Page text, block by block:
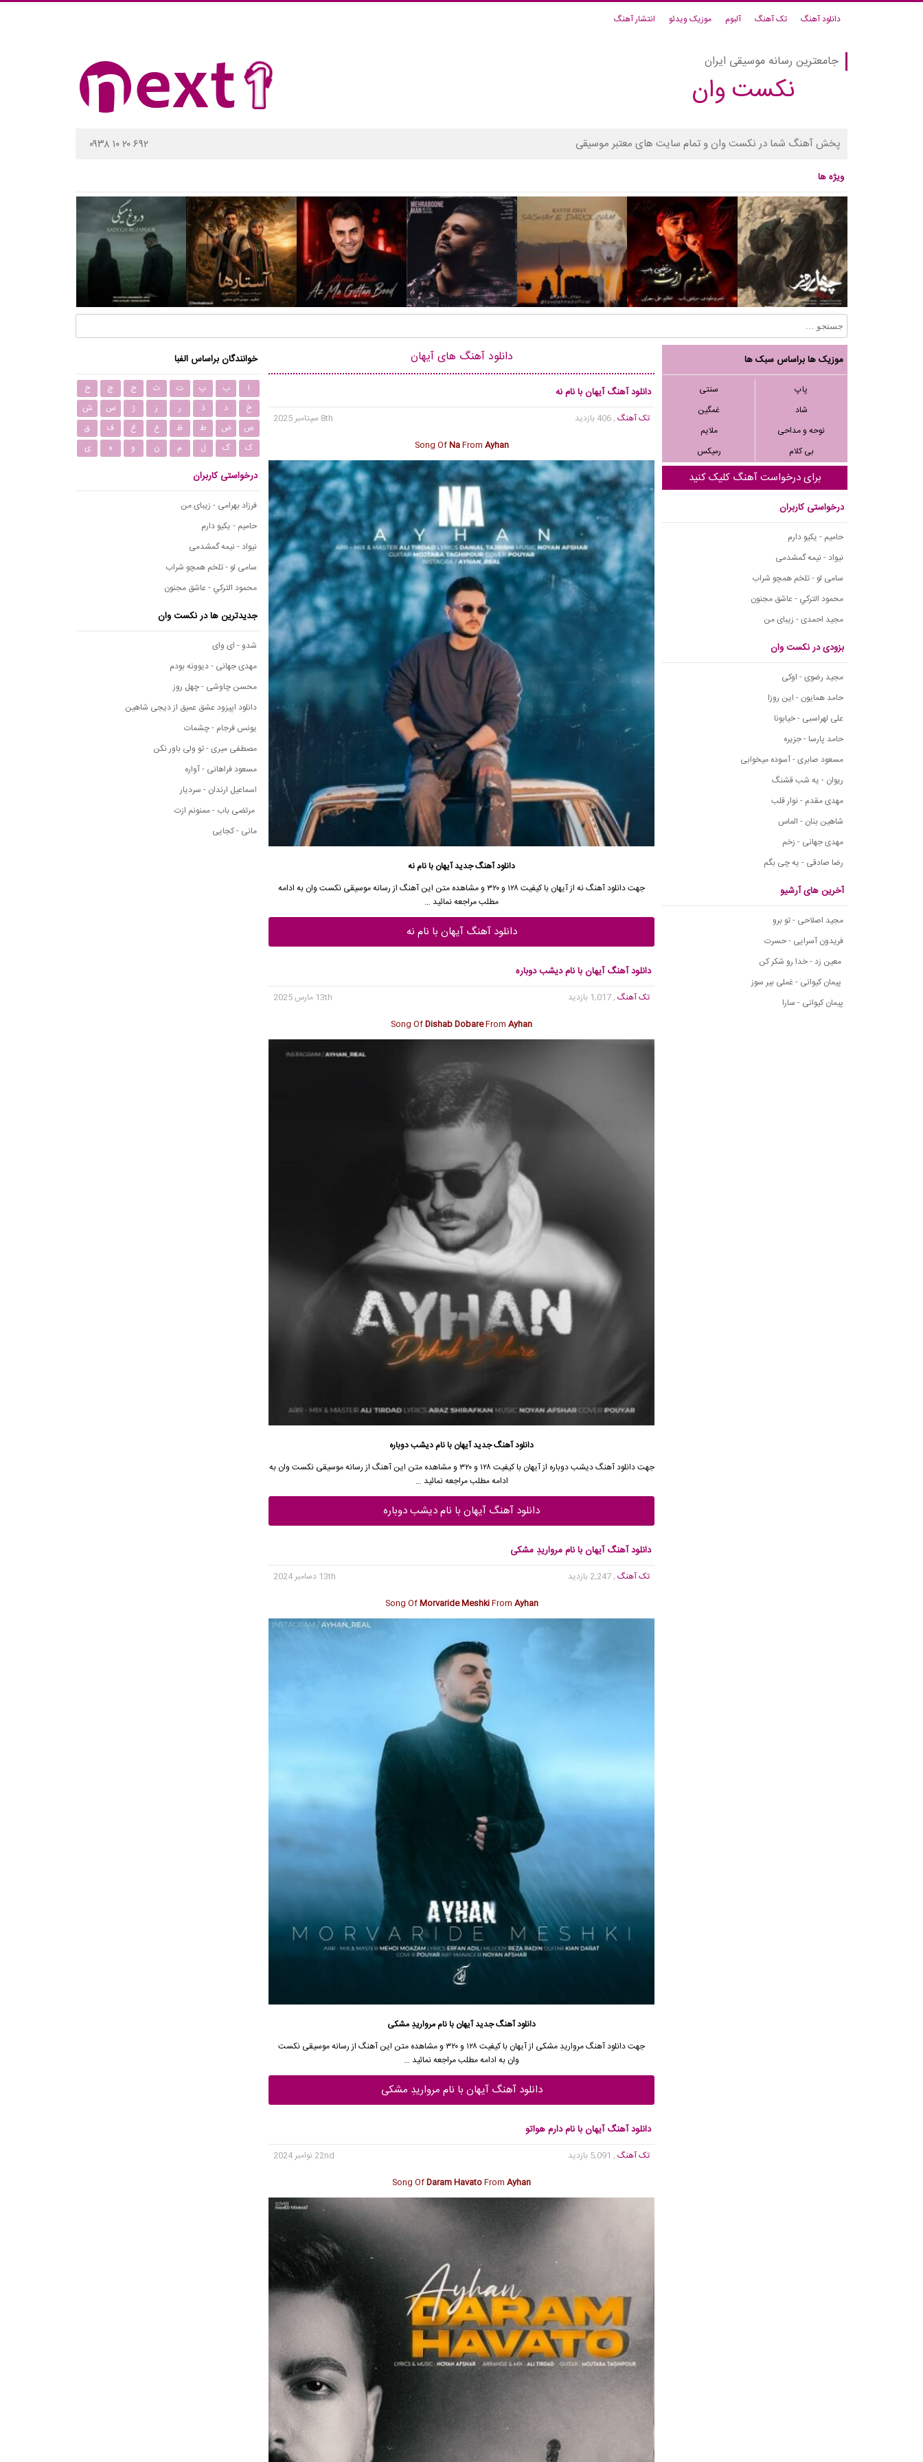
دانلود آهنگ تک آهنگ آلبوم موزیک ویدئو انتشار آهنگ
جامعترین رسانه موسیقی ایران
نکست وان
پخش آهنگ شما در نکست وان و تمام سایت های معتبر موسیقی ۰۹۳۸ ۱۰ ۲۰ ۶۹۲
ویژه ها
موزیک ها براساس سبک ها
پاپ
سنتی
شاد
غمگین
نوحه و مداحی
ملایم
بی کلام
رمیکس
برای درخواست آهنگ کلیک کنید
درخواستی کاربران
حامیم - یکیو دارم
نیواد - نیمه گمشدمی
سامی لو - تلخم همچو شراب
محمود التركي - عاشق مجنون
مجید احمدی - زیبای من
بزودی در نکست وان
مجید رضوی - اوکی
حامد همایون - این روزا
علی لهراسبی - خیابونا
حامد پارسا - جزیره
مسعود صابری - آسوده میخوابی
ریوان - یه شب قشنگ
مهدی مقدم - نوار قلب
شاهین بنان - الماس
مهدی جهانی - زخم
رضا صادقی - یه چی بگم
آخرین های آرشیو
مجید اصلاحی - تو برو
فریدون آسرایی - حسرت
معین زد - خدا رو شکر کن
پیمان کیوانی - غملی بیر سوز
پیمان کیوانی - سارا
دانلود آهنگ های آیهان
دانلود آهنگ آیهان با نام نه
تک آهنگ, 406 بازدید
8th سپتامبر 2025
Song OfNaFrom Ayhan
دانلود آهنگ جدیدآیهان با نام نه
جهتدانلود آهنگنه از آیهان با کیفیت ۱۲۸ و ۳۲۰ و مشاهده متن این آهنگ از رسانه موسیقی نکست وان به ادامه
مطلب مراجعه نمائید …
دانلود آهنگ آیهان با نام نه
دانلود آهنگ آیهان با نام دیشب دوباره
تک آهنگ, 1,017 بازدید
13th مارس 2025
Song OfDishab DobareFromAyhan
دانلود آهنگ جدیدآیهان با نام دیشب دوباره
جهتدانلود آهنگدیشب دوباره از آیهانبا کیفیت ۱۲۸ و ۳۲۰ و مشاهده متن این آهنگ از رسانه موسیقی نکست وان به
ادامه مطلب مراجعه نمائید …
دانلود آهنگ آیهان با نام دیشب دوباره
دانلود آهنگ آیهان با نام مرواریدِ مشکی
تک آهنگ, 2,247 بازدید
13th دسامبر 2024
Song OfMorvaride MeshkiFrom Ayhan
دانلود آهنگ جدیدآیهان با نام مرواریدِ مشکی
جهتدانلود آهنگمرواریدِ مشکی از آیهان با کیفیت ۱۲۸ و ۳۲۰ و مشاهده متن این آهنگ از
رسانه موسیقی نکست
وان به ادامه مطلب مراجعه نمائید …
دانلود آهنگ آیهان با نام مرواریدِ مشکی
دانلود آهنگ آیهان با نام دارم هواتو
تک آهنگ, 5,091 بازدید
22nd نوامبر 2024
Song OfDaram HavatoFromAyhan
خوانندگان براساس الفبا
ا ب پ ت ث ج چ
ح
خ
د ذ ر ز ژ س
ش
ص
ض ط ظ ع غ ف
ق
ک
گ ل م ن و ه ی
درخواستی کاربران
فرزاد بهرامی - زیبای من
حامیم - یکیو دارم
نیواد - نیمه گمشدمی
سامی لو - تلخم همچو شراب
محمود التركي - عاشق مجنون
جدیدترین ها در نکست وان
شدو - ای وای
مهدی جهانی - دیوونه بودم
محسن چاوشی - چهل روز
دانلود اپیزود عشق عمیق از دیجی شاهین
یونس فرجام - چشمات
مصطفی میری - تو ولی باور نکن
مسعود فراهانی - آواره
اسماعیل ارندان - سردیار
مرتضی باب - ممنونم ازت
مانی - کجایی